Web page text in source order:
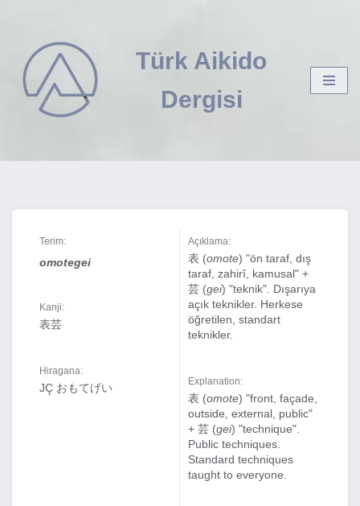
İçeriğe
geç
Türk Aikido
Dergisi
Terim:
omotegei
Kanji:
表芸
Hiragana:
JÇ おもてげい
Açıklama:
表 (omote) "ön taraf, dış
taraf, zahirî, kamusal" +
芸 (gei) "teknik". Dışarıya
açık teknikler. Herkese
öğretilen, standart
teknikler.
Explanation:
表 (omote) "front, façade,
outside, external, public"
+ 芸 (gei) "technique".
Public techniques.
Standard techniques
taught to everyone.